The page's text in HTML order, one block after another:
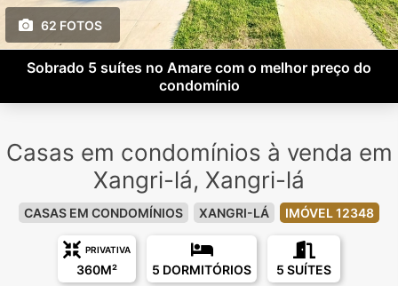
62 FOTOS
Sobrado 5 suítes no Amare com o melhor preço do
condomínio
Casas em condomínios à venda em
Xangri-lá, Xangri-lá
CASAS EM CONDOMÍNIOS XANGRI-LÁ IMÓVEL 12348
PRIVATIVA
360M² 5 DORMITÓRIOS 5 SUÍTES